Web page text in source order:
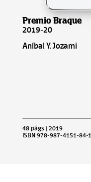
Premio Braque
2019-20
Aníbal Y. Jozami
48 págs | 2019
ISBN 978-987-4151-84-1